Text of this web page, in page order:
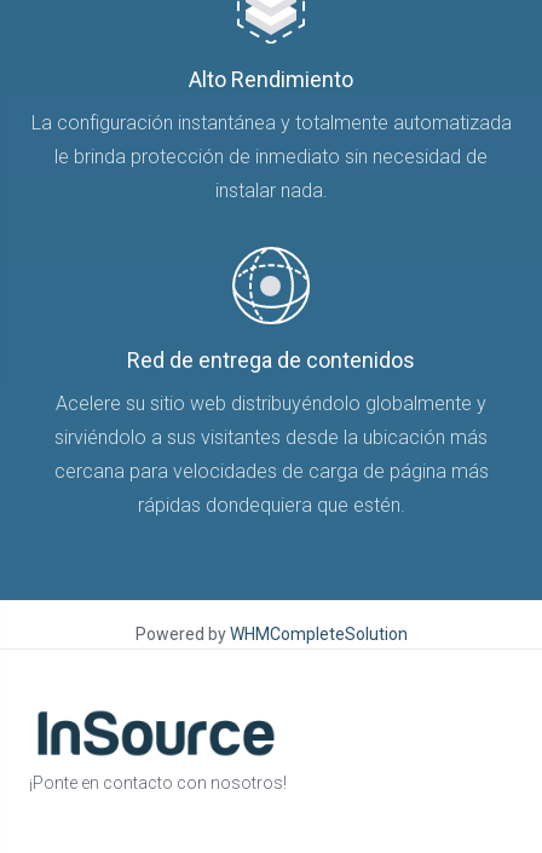
Alto Rendimiento
La configuración instantánea y totalmente automatizada
le brinda protección de inmediato sin necesidad de
instalar nada.
Red de entrega de contenidos
Acelere su sitio web distribuyéndolo globalmente y
sirviéndolo a sus visitantes desde la ubicación más
cercana para velocidades de carga de página más
rápidas dondequiera que estén.
Powered byWHMCompleteSolution
¡Ponte en contacto con nosotros!